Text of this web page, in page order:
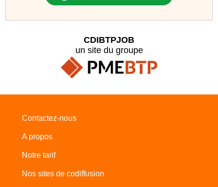
CDIBTPJOB
un site du groupe
Contactez-nous
A propos
Notre tarif
Nos sites de codiffusion